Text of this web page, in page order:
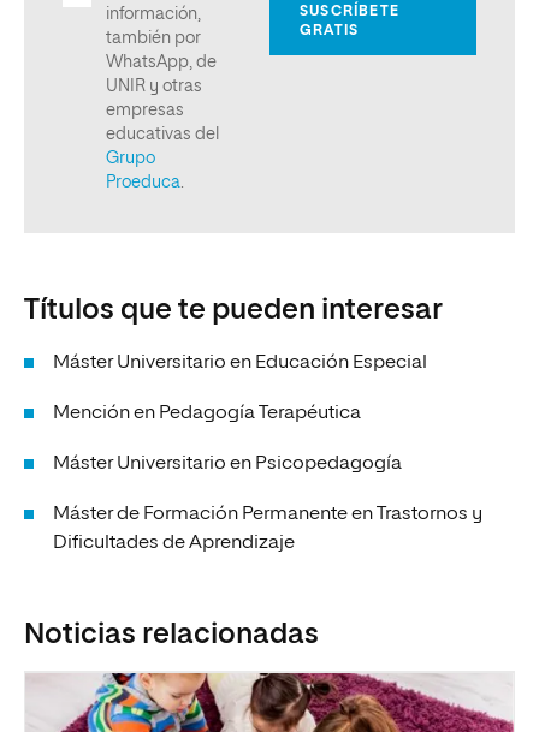
Títulos que te pueden interesar
Máster Universitario en Educación Especial
Mención en Pedagogía Terapéutica
Máster Universitario en Psicopedagogía
Máster de Formación Permanente en Trastornos y
Dificultades de Aprendizaje
Noticias relacionadas